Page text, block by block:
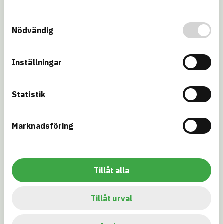
Nödvändig
Inställningar
Statistik
Marknadsföring
Tillåt alla
Tillåt urval
Byggkeramikrådet DGNB – Danmark
EU CSRD –
Svanen – Nya
Svenska kraftnät
Upphandlings­